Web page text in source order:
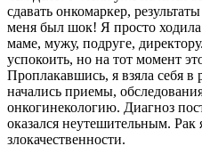
сдавать онкомаркер,
меня был шок! Я просто
маме, мужу, подруге,
успокоить, но на тот момент
Проплакавшись, я взяла себя в
начались приемы,
онкогинекологию. Диагноз
оказался неутешительным.
злокачественности.